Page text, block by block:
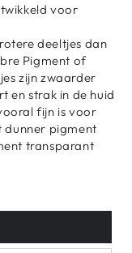
voor
deeltjes dan
Pigment of
zijn zwaarder
en strak in de huid
fijn is voor
dunner pigment
transparant